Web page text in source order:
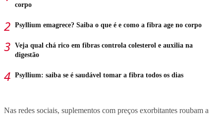
corpo
Psyllium emagrece? Saiba o que é e como a fibra age no corpo
Veja qual chá rico em fibras controla colesterol e auxilia na
digestão
Psyllium: saiba se é saudável tomar a fibra todos os dias
Nas redes sociais, suplementos com preços exorbitantes roubam a